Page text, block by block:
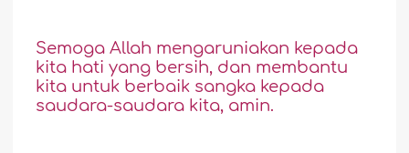
Semoga Allah mengaruniakan kepada
kita hati yang bersih, dan membantu
kita untuk berbaik sangka kepada
saudara-saudara kita, amin.